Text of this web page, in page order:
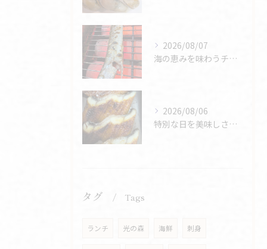
2026/08/07
海の恵みを味わうチャンス🌊
2026/08/06
特別な日を美味しさで彩ろう🎉
タグ Tags
ランチ 光の森 海鮮 刺身